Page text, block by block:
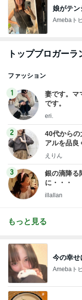
娘がテン
Amebaト
トップブロガーラ
ファッション
1
妻です。マ
です。
eri.
2
40代からの
アルを品良
ファッショ
えりん
3
銀の滴降る
に・・・
illallan
もっと見る
今の幸せ
Amebaト